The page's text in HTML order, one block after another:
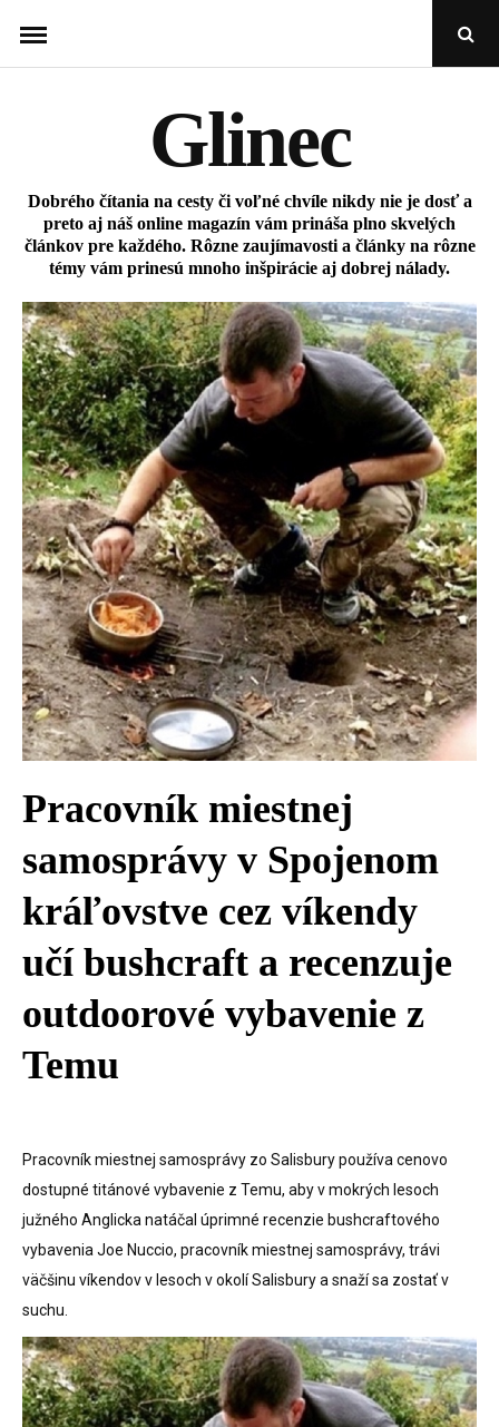
content
Open
Glinec
Dobrého čítania na cesty či voľné chvíle nikdy nie je dosť a
preto aj náš online magazín vám prináša plno skvelých
článkov pre každého. Rôzne zaujímavosti a články na rôzne
témy vám prinesú mnoho inšpirácie aj dobrej nálady.
Pracovník miestnej
samosprávy v Spojenom
kráľovstve cez víkendy
učí bushcraft a recenzuje
outdoorové vybavenie z
Temu
Pracovník miestnej samosprávy zo Salisbury používa cenovo
dostupné titánové vybavenie z Temu, aby v mokrých lesoch
južného Anglicka natáčal úprimné recenzie bushcraftového
vybavenia Joe Nuccio, pracovník miestnej samosprávy, trávi
väčšinu víkendov v lesoch v okolí Salisbury a snaží sa zostať v
suchu.